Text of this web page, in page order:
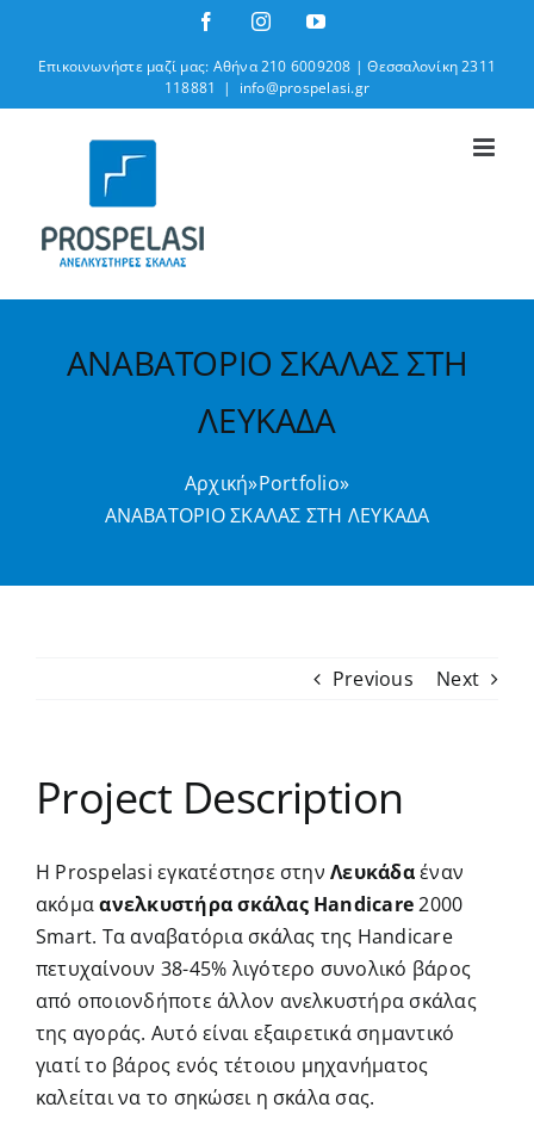
περιεχόμενο
FacebookInstagramYouTube
Επικοινωνήστε μαζί μας: Αθήνα 210 6009208 | Θεσσαλονίκη 2311
118881 | info@prospelasi.gr
ΑΝΑΒΑΤΟΡΙΟ ΣΚΑΛΑΣ ΣΤΗ
ΛΕΥΚΑΔΑ
Αρχική»Portfolio»
ΑΝΑΒΑΤΟΡΙΟ ΣΚΑΛΑΣ ΣΤΗ ΛΕΥΚΑΔΑ
Previous Next
Project Description
Η Prospelasi εγκατέστησε στηνΛευκάδαέναν
ακόμαανελκυστήρα σκάλας Handicare2000
Smart. Τα αναβατόρια σκάλας της Handicare
πετυχαίνουν 38-45% λιγότερο συνολικό βάρος
από οποιονδήποτε άλλον ανελκυστήρα σκάλας
της αγοράς. Αυτό είναι εξαιρετικά σημαντικό
γιατί το βάρος ενός τέτοιου μηχανήματος
καλείται να το σηκώσει η σκάλα σας.